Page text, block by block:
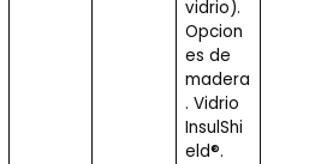
vidrio).
Opcion
es de
madera
. Vidrio
InsulShi
eld®.